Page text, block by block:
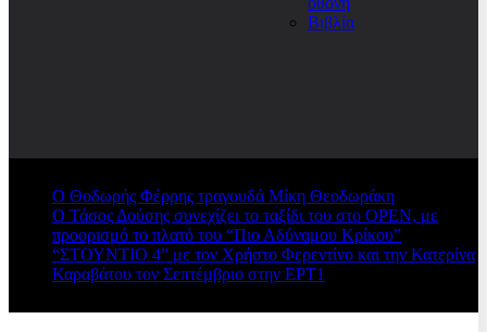
Βιβλία
Ο Θοδωρής Φέρρης τραγουδά Μίκη Θεοδωράκη
Ο Τάσος Δούσης συνεχίζει το ταξίδι του στο OPEN, με
προορισμό το πλατό του “Πιο Αδύναμου Κρίκου”
“ΣΤΟΥΝΤΙΟ 4” με τον Χρήστο Φερεντίνο και την Κατερίνα
Καραβάτου τον Σεπτέμβριο στην ΕΡΤ1